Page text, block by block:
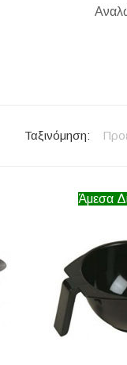
Ταξινόμηση:
Άμεσα